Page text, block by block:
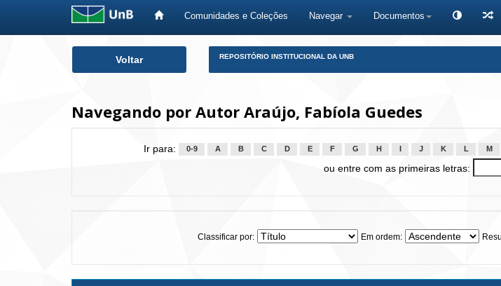
Comunidades e Coleções Navegar Documentos
Voltar REPOSITÓRIO INSTITUCIONAL DA UNB
Navegando por Autor Araújo, Fabíola Guedes
Ir para: 0-9 A B C D E F G H J K L M
ou entre com as primeiras letras:
Classificar por: Em ordem: